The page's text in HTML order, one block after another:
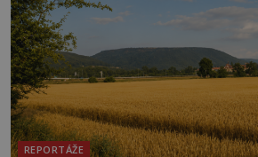
REPORTÁŽE